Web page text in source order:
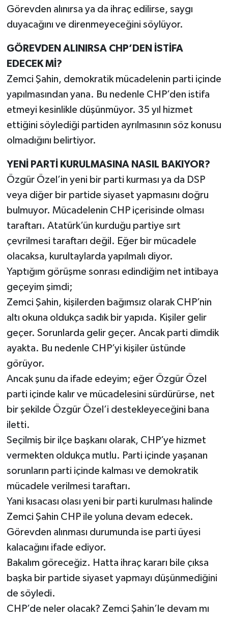
Görevden alınırsa ya da ihraç edilirse, saygı
duyacağını ve direnmeyeceğini söylüyor.
GÖREVDEN ALINIRSA CHP’DEN İSTİFA
EDECEK Mİ?
Zemci Şahin, demokratik mücadelenin parti içinde
yapılmasından yana. Bu nedenle CHP’den istifa
etmeyi kesinlikle düşünmüyor. 35 yıl hizmet
ettiğini söylediği partiden ayrılmasının söz konusu
olmadığını belirtiyor.
YENİ PARTİ KURULMASINA NASIL BAKIYOR?
Özgür Özel’in yeni bir parti kurması ya da DSP
veya diğer bir partide siyaset yapmasını doğru
bulmuyor. Mücadelenin CHP içerisinde olması
taraftarı. Atatürk’ün kurduğu partiye sırt
çevrilmesi taraftarı değil. Eğer bir mücadele
olacaksa, kurultaylarda yapılmalı diyor.
Yaptığım görüşme sonrası edindiğim net intibaya
geçeyim şimdi;
Zemci Şahin, kişilerden bağımsız olarak CHP’nin
altı okuna oldukça sadık bir yapıda. Kişiler gelir
geçer. Sorunlarda gelir geçer. Ancak parti dimdik
ayakta. Bu nedenle CHP’yi kişiler üstünde
görüyor.
Ancak şunu da ifade edeyim; eğer Özgür Özel
parti içinde kalır ve mücadelesini sürdürürse, net
bir şekilde Özgür Özel’i destekleyeceğini bana
iletti.
Seçilmiş bir ilçe başkanı olarak, CHP’ye hizmet
vermekten oldukça mutlu. Parti içinde yaşanan
sorunların parti içinde kalması ve demokratik
mücadele verilmesi taraftarı.
Yani kısacası olası yeni bir parti kurulması halinde
Zemci Şahin CHP ile yoluna devam edecek.
Görevden alınması durumunda ise parti üyesi
kalacağını ifade ediyor.
Bakalım göreceğiz. Hatta ihraç kararı bile çıksa
başka bir partide siyaset yapmayı düşünmediğini
de söyledi.
CHP’de neler olacak? Zemci Şahin’le devam mı